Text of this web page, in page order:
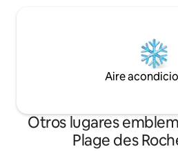
Aire
Otros lugares
Plage des